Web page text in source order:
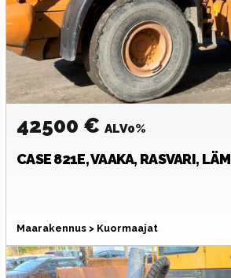
42500 € ALV0%
CASE821E, VAAKA, RASVARI,
Maarakennus > Kuormaajat